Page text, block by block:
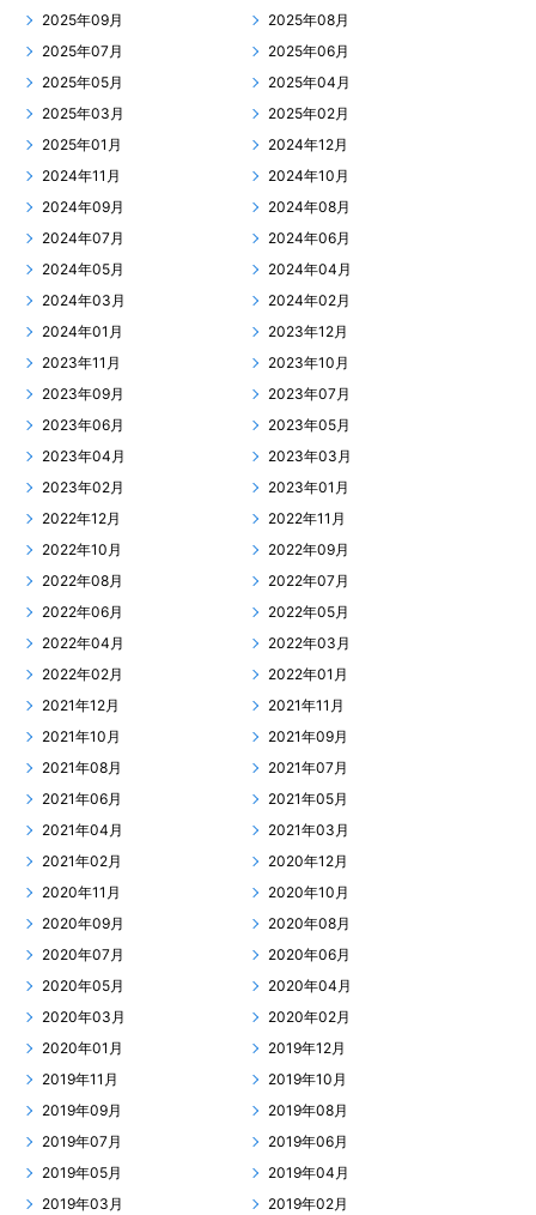
2025年09月
2025年08月
2025年07月
2025年06月
2025年05月
2025年04月
2025年03月
2025年02月
2025年01月
2024年12月
2024年11月
2024年10月
2024年09月
2024年08月
2024年07月
2024年06月
2024年05月
2024年04月
2024年03月
2024年02月
2024年01月
2023年12月
2023年11月
2023年10月
2023年09月
2023年07月
2023年06月
2023年05月
2023年04月
2023年03月
2023年02月
2023年01月
2022年12月
2022年11月
2022年10月
2022年09月
2022年08月
2022年07月
2022年06月
2022年05月
2022年04月
2022年03月
2022年02月
2022年01月
2021年12月
2021年11月
2021年10月
2021年09月
2021年08月
2021年07月
2021年06月
2021年05月
2021年04月
2021年03月
2021年02月
2020年12月
2020年11月
2020年10月
2020年09月
2020年08月
2020年07月
2020年06月
2020年05月
2020年04月
2020年03月
2020年02月
2020年01月
2019年12月
2019年11月
2019年10月
2019年09月
2019年08月
2019年07月
2019年06月
2019年05月
2019年04月
2019年03月
2019年02月